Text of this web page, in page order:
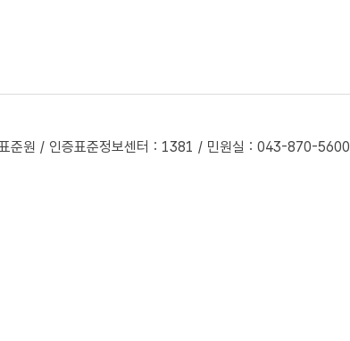
준원 / 인증표준정보센터 : 1381 / 민원실 : 043-870-